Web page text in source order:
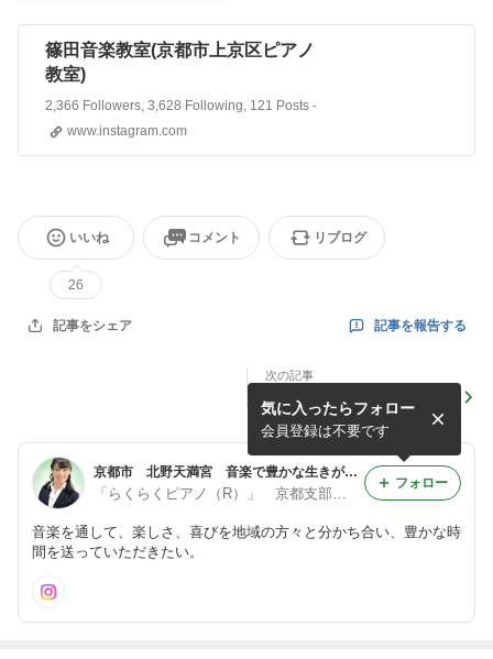
篠田音楽教室(京都市上京区ピアノ
教室)
(@shinoda.ongakukyousitu) •
Instagram photos and videos
2,366 Followers, 3,628 Following, 121 Posts - See Instagram photos and
www.instagram.com
いいね
26
コメント リブログ
記事をシェア 記事を報告する
次の記事
ご自宅にいながら、サークル
メンバーさんと演奏交流！
京都市 北野天満宮 音楽で豊かな生きがいを「一般社団法人 全日本らくらくピアノ協会」京都支部 1級認定講師 篠田 恭子
音楽を通して、楽しさ、喜びを地域の方々と分かち合い、豊かな時
間を送っていただきたい。
気に入ったらフォロー
会員登録は不要です
フォロー